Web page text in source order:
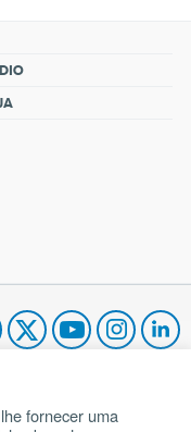
fornecer uma